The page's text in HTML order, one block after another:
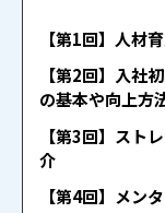
【第1回】人材
【第2回】入社
の基本や向上方
【第3回】スト
介
【第4回】メン